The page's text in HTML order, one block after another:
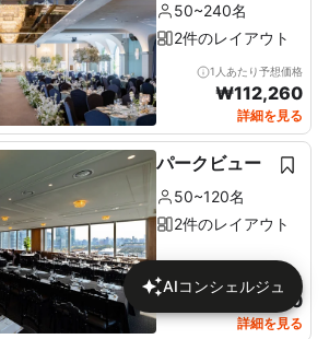
50~240名
2件のレイアウト
1人あたり予想価格
₩112,260
詳細を見る
パークビュー
50~120名
2件のレイアウト
1人あたり予想価格
112,820
詳細を見る
AIコンシェルジュ